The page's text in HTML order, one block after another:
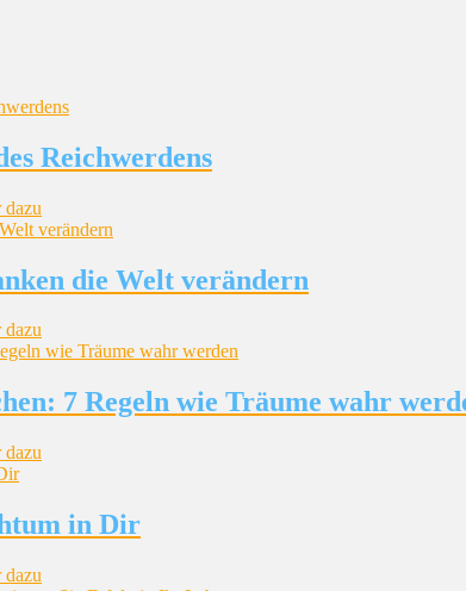
Reichwerdens
dazu
die Welt verändern
dazu
7 Regeln wie Träume wahr
dazu
in Dir
dazu